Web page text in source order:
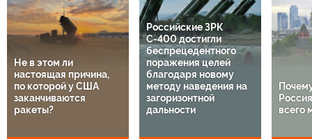
Не в этом ли
настоящая причина,
по которой у США
заканчиваются
ракеты?
Российские ЗРК
С-400 достигли
беспрецедентного
поражения целей
благодаря новому
методу наведения на
загоризонтной
дальности
всего